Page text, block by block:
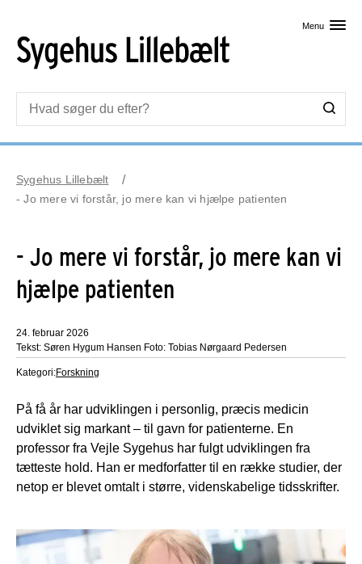
Menu
Sygehus Lillebælt
- Jo mere vi forstår, jo mere kan vi hjælpe patienten
- Jo mere vi forstår, jo mere kan vi
hjælpe patienten
24. februar 2026
Tekst: Søren Hygum Hansen Foto: Tobias Nørgaard Pedersen
Kategori:Forskning
På få år har udviklingen i personlig, præcis medicin
udviklet sig markant – til gavn for patienterne. En
professor fra Vejle Sygehus har fulgt udviklingen fra
tætteste hold. Han er medforfatter til en række studier, der
netop er blevet omtalt i større, videnskabelige tidsskrifter.